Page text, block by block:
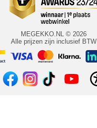
MEGEKKO.NL © 2026
Alle prijzen zijn inclusief BTW